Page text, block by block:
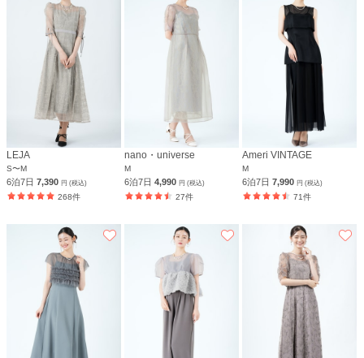
LEJA
S〜M
6泊7日 7,390 円 (税込)
268件
nano・universe
M
6泊7日4,990円 (税込)
27件
Ameri VINTAGE
M
6泊7日7,990円 (税込)
71件